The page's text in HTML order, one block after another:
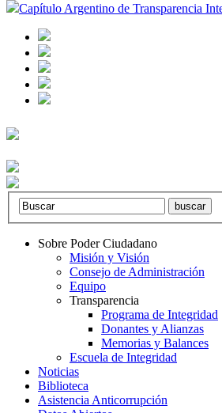
Capítulo Argentino de Transparencia
Sobre Poder Ciudadano
Misión y Visión
Consejo de Administración
Equipo
Transparencia
Programa de Integridad
Donantes y Alianzas
Memorias y Balances
Escuela de Integridad
Noticias
Biblioteca
Asistencia Anticorrupción